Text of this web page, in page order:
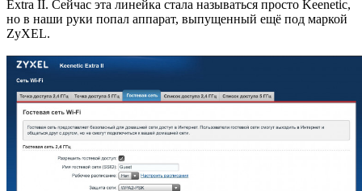
Extra II. Сейчас эта линейка стала называться просто Keenetic,
но в наши руки попал аппарат, выпущенный ещё под маркой
ZyXEL.